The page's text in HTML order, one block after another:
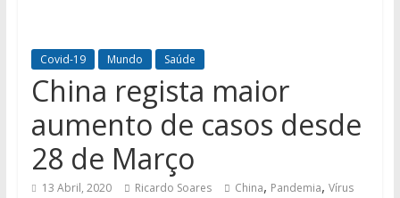
Covid-19 Mundo Saúde
China regista maior
aumento de casos desde
28 de Março
13 Abril, 2020 Ricardo Soares China, Pandemia, Vírus